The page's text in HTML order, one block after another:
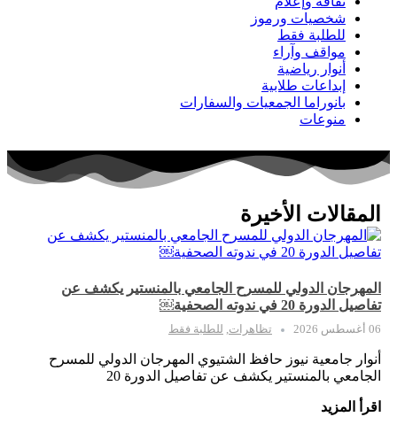
شخصيات ورموز
للطلبة فقط
مواقف وآراء
أنوار رياضية
إبداعات طلابية
بانوراما الجمعيات والسفارات
منوعات
المقالات الأخيرة
المهرجان الدولي للمسرح الجامعي بالمنستير يكشف عن
تفاصيل الدورة 20 في ندوته الصحفية￼
06 أغسطس 2026 تظاهرات للطلبة فقط
أنوار جامعية نيوز حافظ الشتيوي المهرجان الدولي للمسرح
الجامعي بالمنستير يكشف عن تفاصيل الدورة 20
اقرأ المزيد